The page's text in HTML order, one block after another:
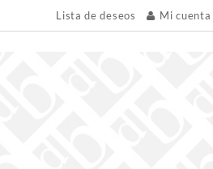
Lista de deseos Mi cuenta